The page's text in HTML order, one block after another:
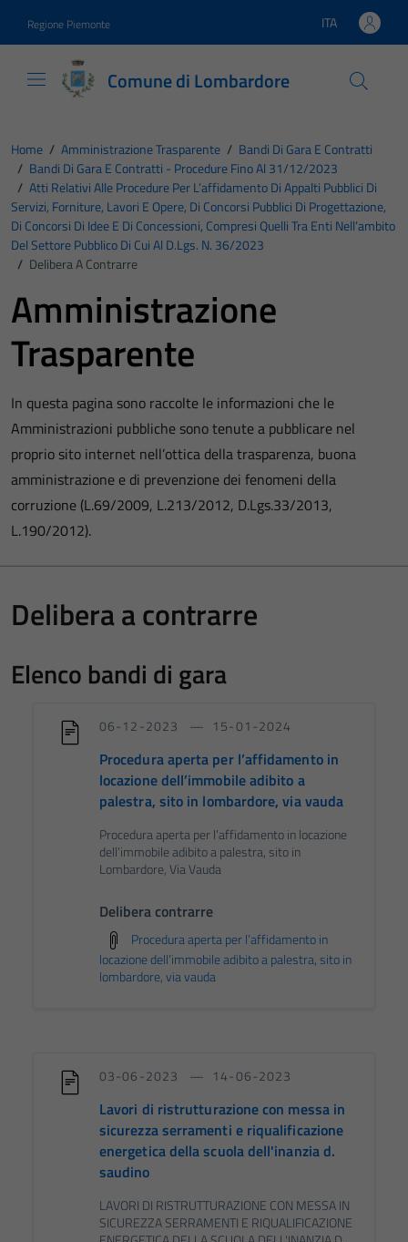
Regione Piemonte Lingua attiva:
ITA
Comune di Lombardore
Home / Amministrazione Trasparente / Bandi Di Gara E Contratti
/ Bandi Di Gara E Contratti - Procedure Fino Al 31/12/2023
/ Atti Relativi Alle Procedure Per L’affidamento Di Appalti Pubblici Di
Servizi, Forniture, Lavori E Opere, Di Concorsi Pubblici Di Progettazione,
Di Concorsi Di Idee E Di Concessioni, Compresi Quelli Tra Enti Nell’ambito
Del Settore Pubblico Di Cui Al D.Lgs. N. 36/2023
/ Delibera A Contrarre
Amministrazione
Trasparente
In questa pagina sono raccolte le informazioni che le
Amministrazioni pubbliche sono tenute a pubblicare nel
proprio sito internet nell’ottica della trasparenza, buona
amministrazione e di prevenzione dei fenomeni della
corruzione (L.69/2009, L.213/2012, D.Lgs.33/2013,
L.190/2012).
Delibera a contrarre
Elenco bandi di gara
06-12-2023 15-01-2024
Procedura aperta per l’affidamento in
locazione dell’immobile adibito a
palestra, sito in lombardore, via vauda
Procedura aperta per l’affidamento in locazione
dell’immobile adibito a palestra, sito in
Lombardore, Via Vauda
Delibera contrarre
Procedura aperta per l’affidamento in
locazione dell’immobile adibito a palestra, sito in
lombardore, via vauda
03-06-2023 14-06-2023
Lavori di ristrutturazione con messa in
sicurezza serramenti e riqualificazione
energetica della scuola dell'inanzia d.
saudino
LAVORI DI RISTRUTTURAZIONE CON MESSA IN
SICUREZZA SERRAMENTI E RIQUALIFICAZIONE